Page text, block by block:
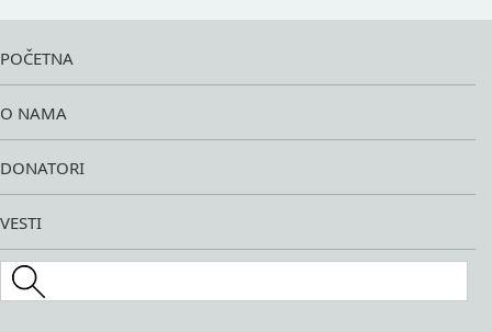
POČETNA
O NAMA
DONATORI
VESTI
Search this site